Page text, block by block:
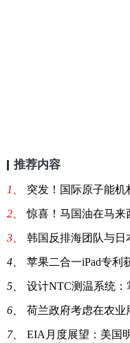
推荐内容
1、 突发！国际原子能
2、 惊喜！马国油在马来
3、 韩国反排海团队与日本
4、 苹果二合一iPad专利
5、 设计NTC测温系统：
6、 荷兰政府考虑在农业
7、 EIA月度展望：美国明